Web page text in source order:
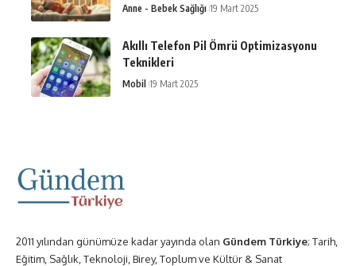
Anne - Bebek Sağlığı 19 Mart 2025
Akıllı Telefon Pil Ömrü Optimizasyonu
Teknikleri
Mobil 19 Mart 2025
2011 yılından günümüze kadar yayında olan Gündem Türkiye; Tarih,
Eğitim, Sağlık, Teknoloji, Birey, Toplum ve Kültür & Sanat